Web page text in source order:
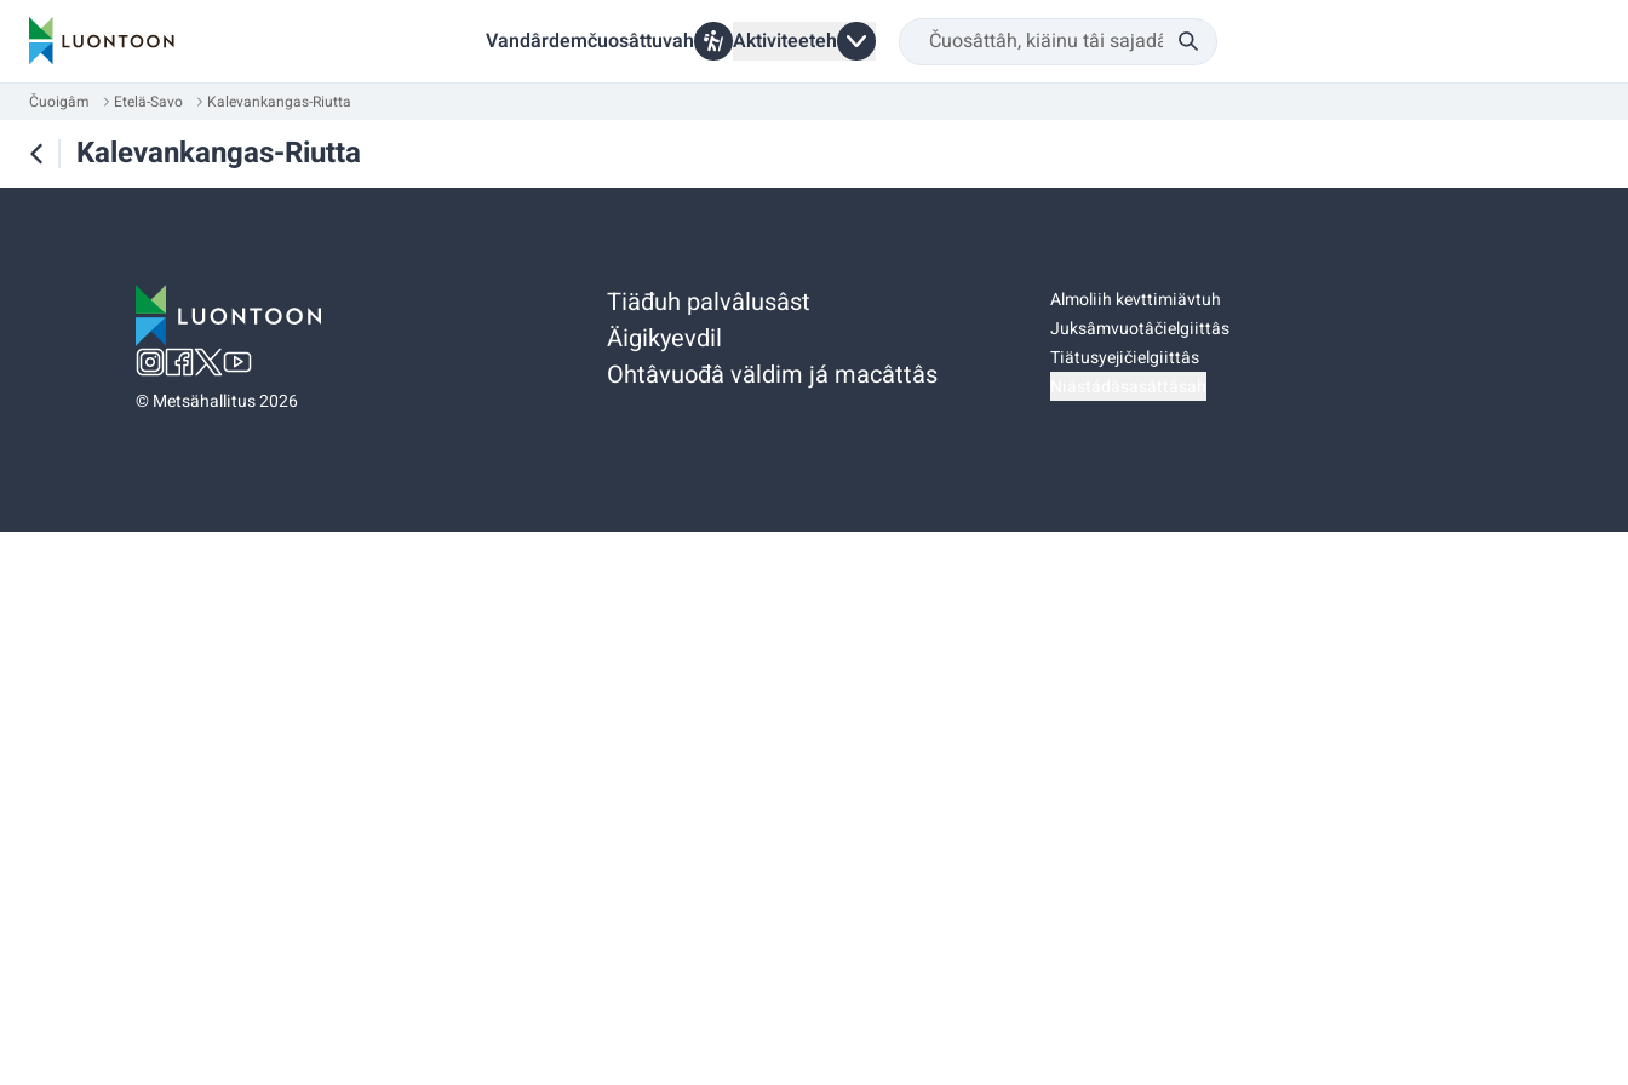
Vandârdemčuosâttuvah Aktiviteeteh
Čuoigâm Etelä-Savo Kalevankangas-Riutta
Kalevankangas-Riutta
©Metsähallitus 2026
Tiäđuh palvâlusâst
Äigikyevdil
Ohtâvuođâ väldim já macâttâs
Almoliih kevttimiävtuh
Juksâmvuotâčielgiittâs
Tiätusyejičielgiittâs